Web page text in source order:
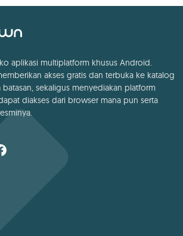
kreatif
aplikasi multiplatform khusus Android.
akses gratis dan terbuka ke katalog
batasan, sekaligus menyediakan platform
diakses dari browser mana pun serta